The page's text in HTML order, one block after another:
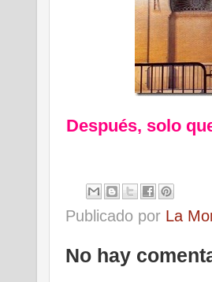
Después, solo
Publicado por La
No hay